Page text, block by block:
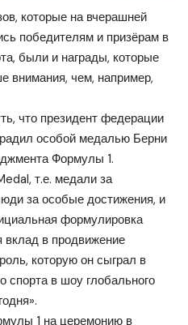
которые на вчерашней
победителям и призёрам в
были и награды, которые
внимания, чем, например,
что президент федерации
особой медалью Берни
Формулы 1.
т.е. медали за
за особые достижения, и
формулировка
вклад в продвижение
которую он сыграл в
спорта в шоу глобального
1 на церемонию в